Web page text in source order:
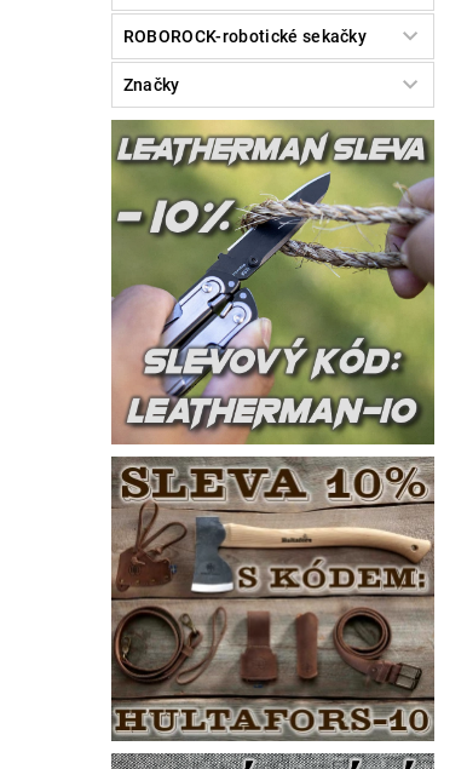
ROBOROCK-robotické sekačky
Značky